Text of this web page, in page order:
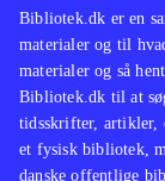
udøvere .
Bibliotek.dk er en
materialer og til
materialer og så
Bibliotek.dk til at
tidsskrifter, artikler,
et fysisk bibliotek,
danske offentlige